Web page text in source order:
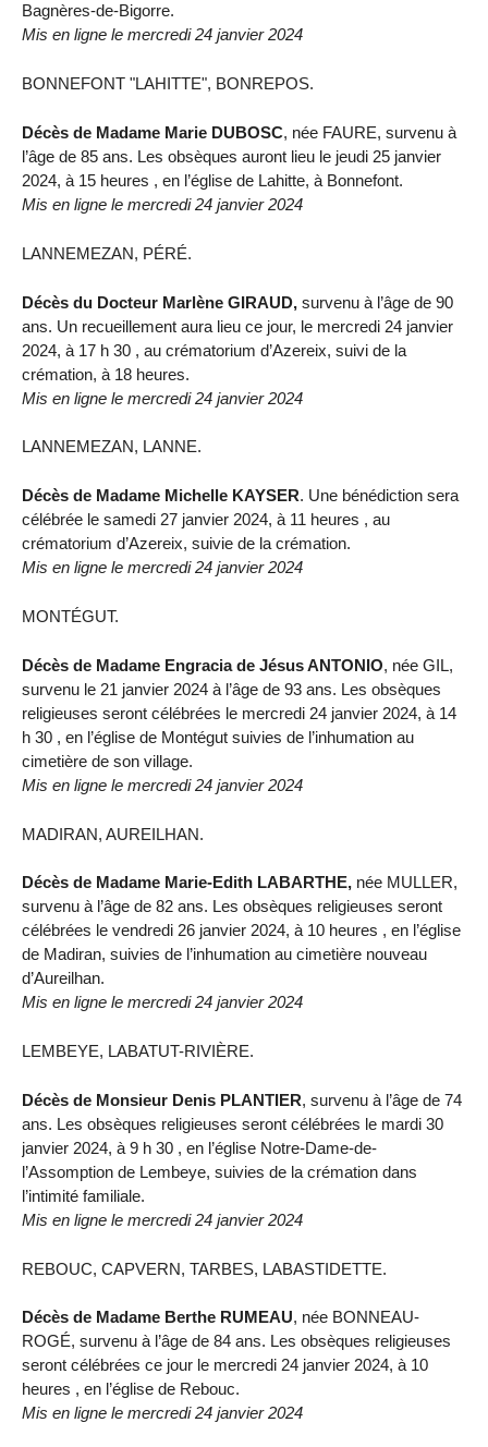
Bagnères-de-Bigorre.
Mis en ligne le mercredi 24 janvier 2024
BONNEFONT "LAHITTE", BONREPOS.
Décès de Madame Marie DUBOSC, née FAURE, survenu à
l’âge de 85 ans. Les obsèques auront lieu le jeudi 25 janvier
2024, à 15 heures , en l’église de Lahitte, à Bonnefont.
Mis en ligne le mercredi 24 janvier 2024
LANNEMEZAN, PÉRÉ.
Décès du Docteur Marlène GIRAUD, survenu à l’âge de 90
ans. Un recueillement aura lieu ce jour, le mercredi 24 janvier
2024, à 17 h 30 , au crématorium d’Azereix, suivi de la
crémation, à 18 heures.
Mis en ligne le mercredi 24 janvier 2024
LANNEMEZAN, LANNE.
Décès de Madame Michelle KAYSER. Une bénédiction sera
célébrée le samedi 27 janvier 2024, à 11 heures , au
crématorium d’Azereix, suivie de la crémation.
Mis en ligne le mercredi 24 janvier 2024
MONTÉGUT.
Décès de Madame Engracia de Jésus ANTONIO, née GIL,
survenu le 21 janvier 2024 à l’âge de 93 ans. Les obsèques
religieuses seront célébrées le mercredi 24 janvier 2024, à 14
h 30 , en l’église de Montégut suivies de l’inhumation au
cimetière de son village.
Mis en ligne le mercredi 24 janvier 2024
MADIRAN, AUREILHAN.
Décès de Madame Marie-Edith LABARTHE, née MULLER,
survenu à l’âge de 82 ans. Les obsèques religieuses seront
célébrées le vendredi 26 janvier 2024, à 10 heures , en l’église
de Madiran, suivies de l’inhumation au cimetière nouveau
d’Aureilhan.
Mis en ligne le mercredi 24 janvier 2024
LEMBEYE, LABATUT-RIVIÈRE.
Décès de Monsieur Denis PLANTIER, survenu à l’âge de 74
ans. Les obsèques religieuses seront célébrées le mardi 30
janvier 2024, à 9 h 30 , en l’église Notre-Dame-de-
l’Assomption de Lembeye, suivies de la crémation dans
l’intimité familiale.
Mis en ligne le mercredi 24 janvier 2024
REBOUC, CAPVERN, TARBES, LABASTIDETTE.
Décès de Madame Berthe RUMEAU, née BONNEAU-
ROGÉ, survenu à l’âge de 84 ans. Les obsèques religieuses
seront célébrées ce jour le mercredi 24 janvier 2024, à 10
heures , en l’église de Rebouc.
Mis en ligne le mercredi 24 janvier 2024